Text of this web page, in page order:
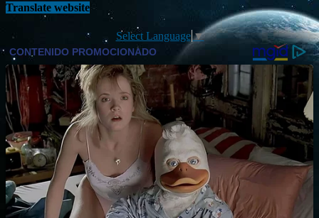
Translate website
Select Language▼